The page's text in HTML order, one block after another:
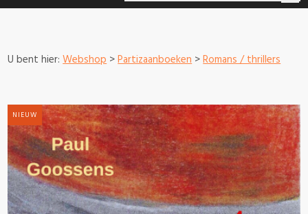
U bent hier:Webshop>Partizaanboeken>Romans / thrillers
NIEUW